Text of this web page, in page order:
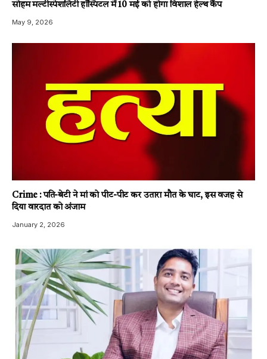
सोहम मल्टीस्पेशलिटी हॉस्पिटल में 10 मई को होगा विशाल हेल्थ कैंप
May 9, 2026
Crime : पति-बेटी ने मां को पीट-पीट कर उतारा मौत के घाट, इस वजह से
दिया वारदात को अंजाम
January 2, 2026